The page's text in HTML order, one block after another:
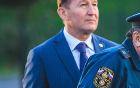
Госсовета РТ создали
1996-м переименовали
название —
гражданской обороны
ситуациям Республики